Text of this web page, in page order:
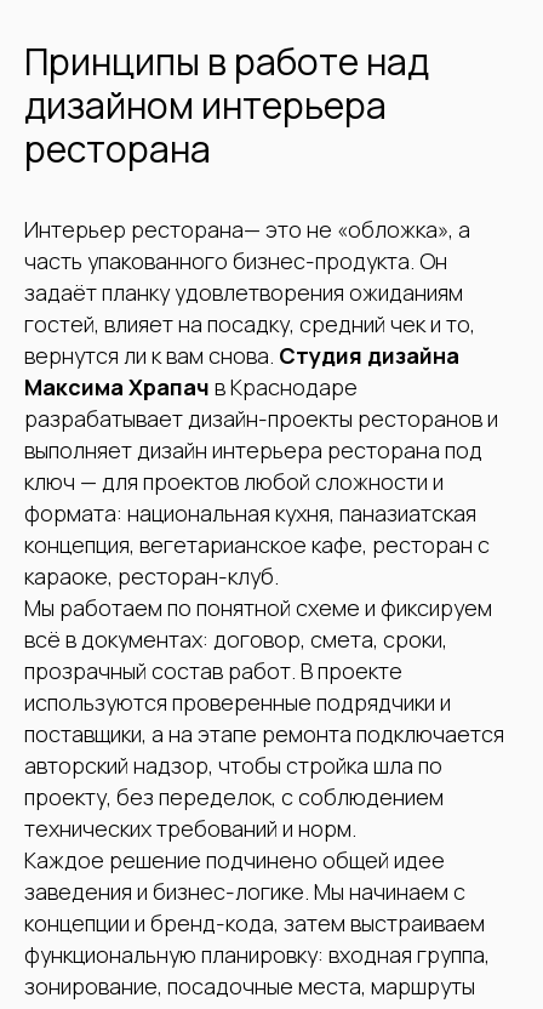
Принципы в работе над
дизайном интерьера
ресторана
Интерьер ресторана— это не «обложка», а
часть упакованного бизнес-продукта. Он
задаёт планку удовлетворения ожиданиям
гостей, влияет на посадку, средний чек и то,
вернутся ли к вам снова. Студия дизайна
Максима Храпач в Краснодаре
разрабатывает дизайн-проекты ресторанов и
выполняет дизайн интерьера ресторана под
ключ — для проектов любой сложности и
формата: национальная кухня, паназиатская
концепция, вегетарианское кафе, ресторан с
караоке, ресторан-клуб.
Мы работаем по понятной схеме и фиксируем
всё в документах: договор, смета, сроки,
прозрачный состав работ. В проекте
используются проверенные подрядчики и
поставщики, а на этапе ремонта подключается
авторский надзор, чтобы стройка шла по
проекту, без переделок, с соблюдением
технических требований и норм.
Каждое решение подчинено общей идее
заведения и бизнес-логике. Мы начинаем с
концепции и бренд-кода, затем выстраиваем
функциональную планировку: входная группа,
зонирование, посадочные места, маршруты